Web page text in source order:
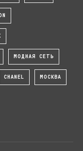
МОДНАЯ СЕТЬ
CHANEL МОСКВА